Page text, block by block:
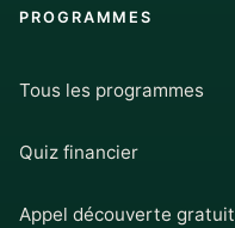
PROGRAMMES
Tous les programmes
Quiz financier
Appel découverte gratuit